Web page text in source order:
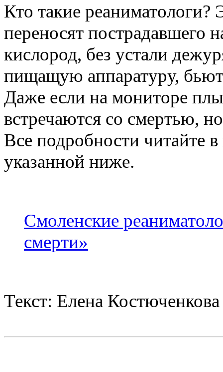
Кто такие
переносят пострадавшего
кислород, без устали
пищащую аппаратуру,
Даже если на мониторе
встречаются со смертью,
Все подробности читайте
указанной ниже.
Смоленские
смерти»
Текст: Елена Костюченкова